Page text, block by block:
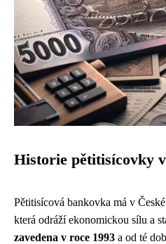
Historie pětitisícovky
Pětitisícová bankovka má v
která odráží ekonomickou sílu a
zavedena v roce 1993 a od té